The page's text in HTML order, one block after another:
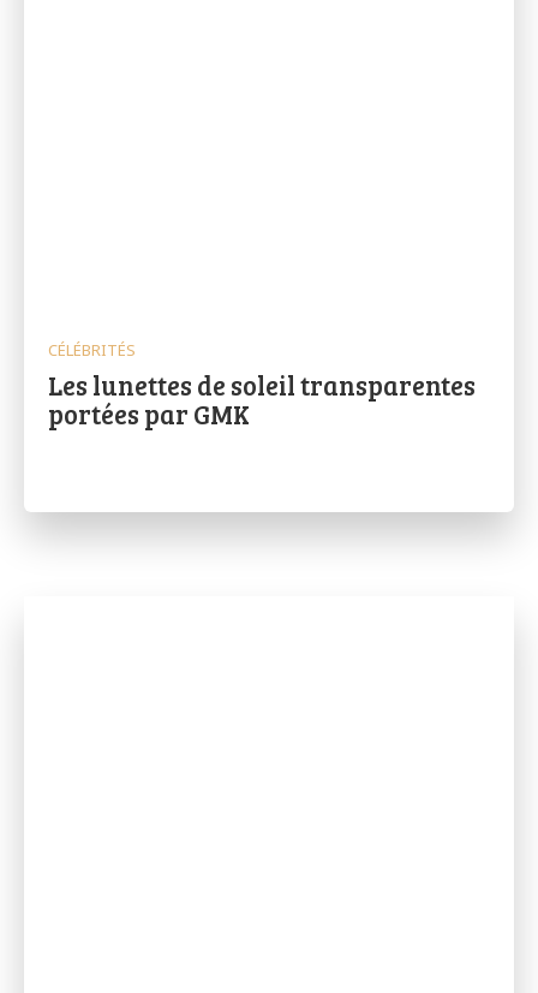
CÉLÉBRITÉS
Les lunettes de soleil transparentes
portées par GMK